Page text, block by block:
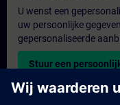
U wenst een
uw persoonlijke
gepersonaliseerde
Stuur een